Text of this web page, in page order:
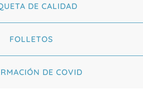
DE CALIDAD
FOLLETOS
DE COVID